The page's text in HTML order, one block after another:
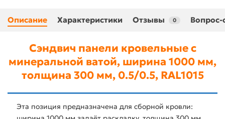
Описание Характеристики Отзывы 0 Вопрос-
Сэндвич панели кровельные с
минеральной ватой, ширина 1000 мм,
толщина 300 мм, 0.5/0.5, RAL1015
Эта позиция предназначена для сборной кровли: